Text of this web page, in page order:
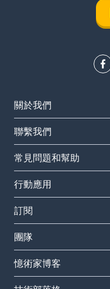
關於我們
聯繫我們
常見問題和幫助
行動應用
訂閱
團隊
憶術家博客